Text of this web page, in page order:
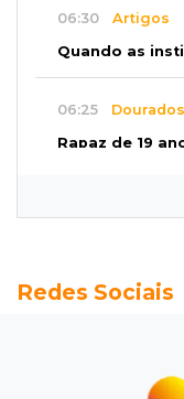
06:30 Artigos
Quando as
06:25 Dourados
Rapaz de 19
nova frente fria
As tragédias
Redes Sociais